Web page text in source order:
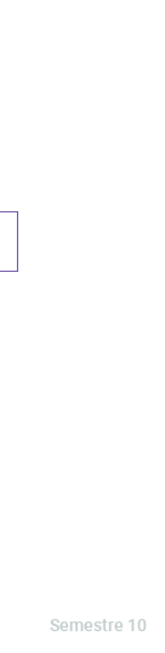
Semestre 10